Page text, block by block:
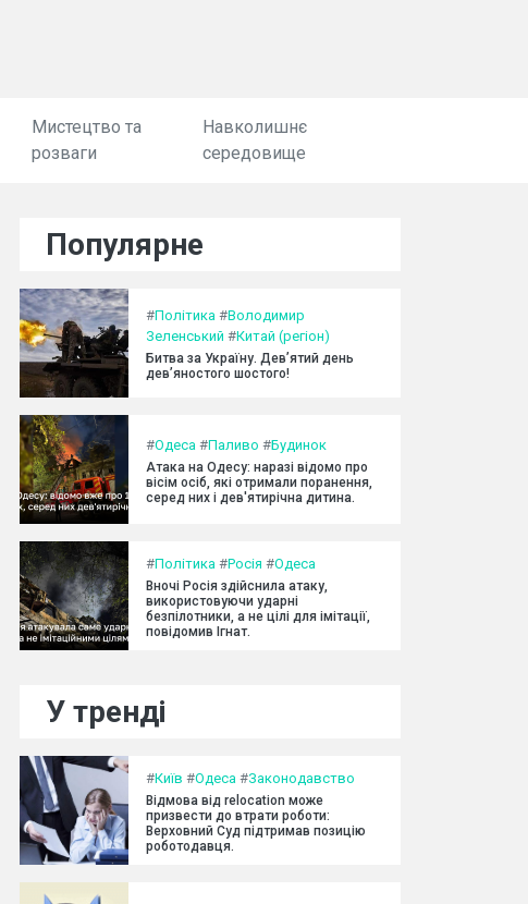
Мистецтво та
розваги
Навколишнє
середовище
Популярне
#Політика #Володимир
Зеленський #Китай (регіон)
Битва за Україну. Дев’ятий день
дев’яностого шостого!
#Одеса #Паливо #Будинок
Атака на Одесу: наразі відомо про
вісім осіб, які отримали поранення,
серед них і дев'ятирічна дитина.
#Політика #Росія #Одеса
Вночі Росія здійснила атаку,
використовуючи ударні
безпілотники, а не цілі для імітації,
повідомив Ігнат.
У тренді
#Київ #Одеса #Законодавство
Відмова від relocation може
призвести до втрати роботи:
Верховний Суд підтримав позицію
роботодавця.